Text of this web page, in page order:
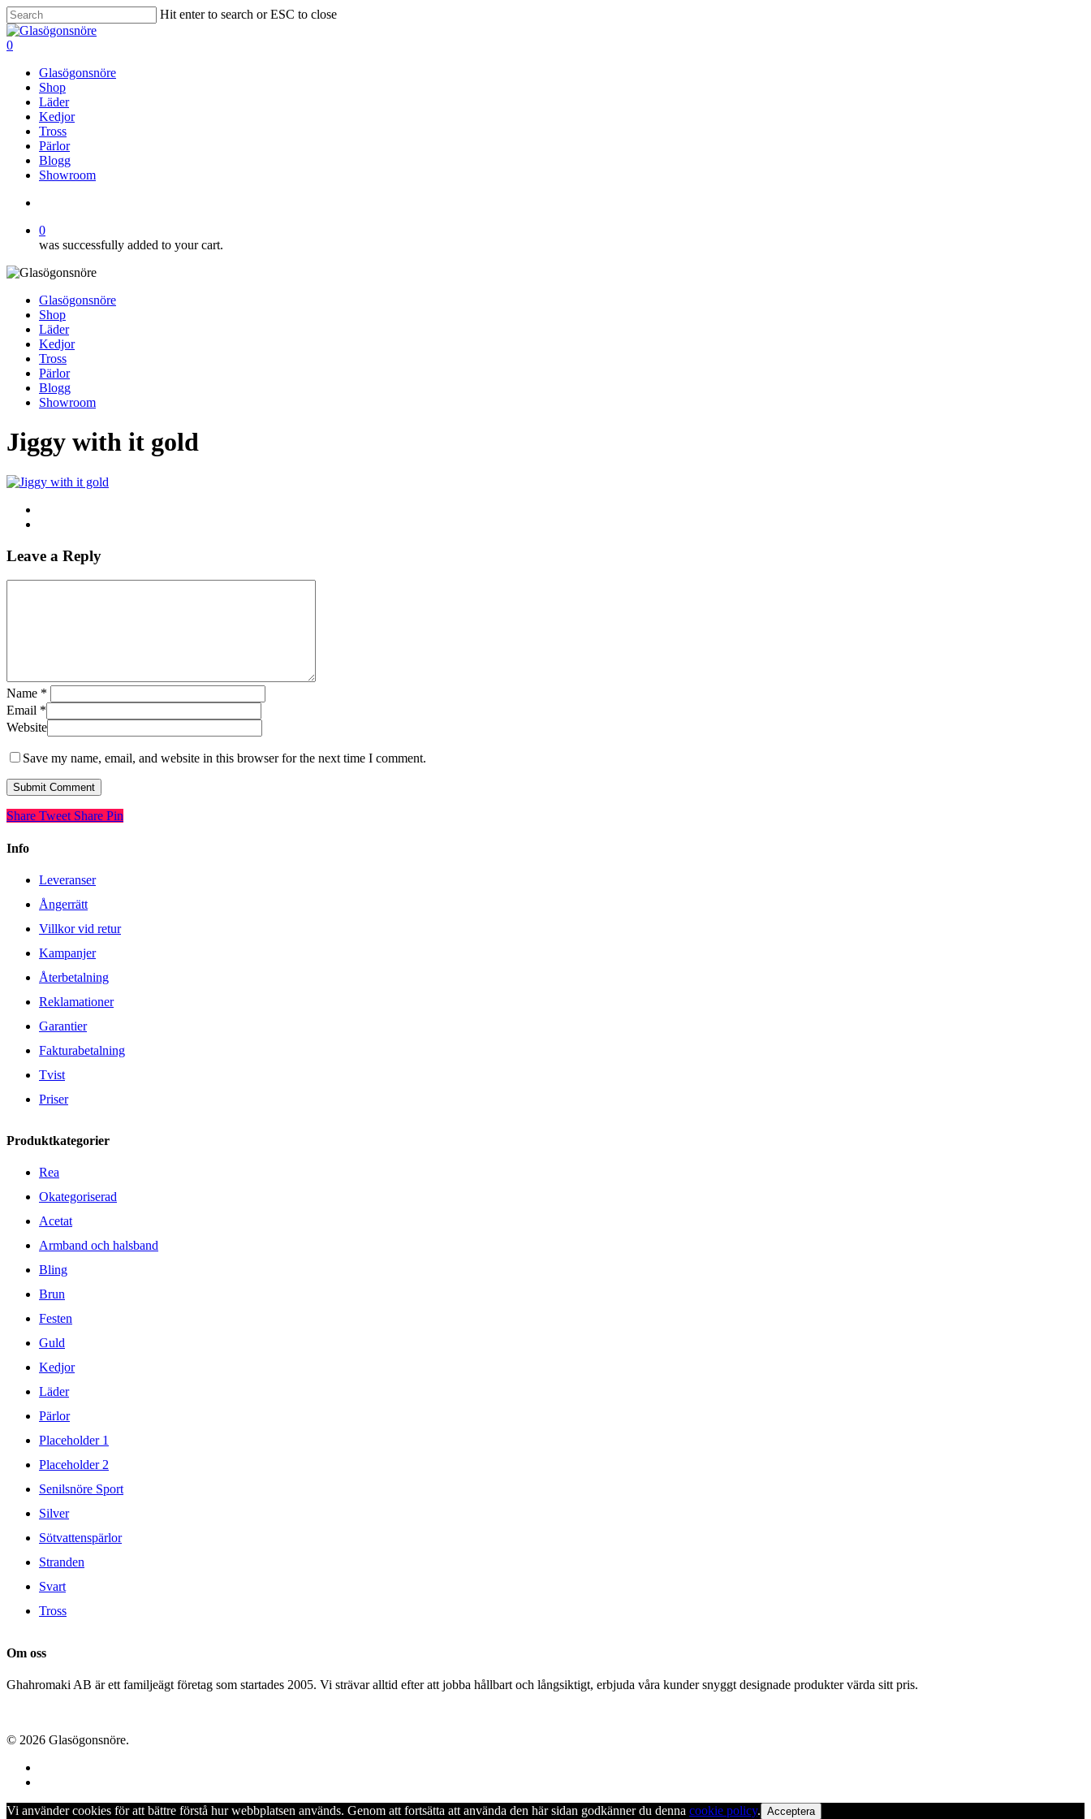
Skip
to
main
Hit enter to search or ESC to close
Close
Search
search
0
Glasögonsnöre
Shop
Läder
Kedjor
Tross
Pärlor
Blogg
Showroom
0
was successfully added to your cart.
Glasögonsnöre
Shop
Läder
Kedjor
Tross
Pärlor
Blogg
Showroom
Jiggy with it gold
Leave a Reply
Name *
Email *
Website
Save my name, email, and website in this browser for the next time I comment.
Share Tweet Share Pin
Info
Leveranser
Ångerrätt
Villkor vid retur
Kampanjer
Återbetalning
Reklamationer
Garantier
Fakturabetalning
Tvist
Priser
Produktkategorier
Rea
Okategoriserad
Acetat
Armband och halsband
Bling
Brun
Festen
Guld
Kedjor
Läder
Pärlor
Placeholder 1
Placeholder 2
Senilsnöre Sport
Silver
Sötvattenspärlor
Stranden
Svart
Tross
Om oss
Ghahromaki AB är ett familjeägt företag som startades 2005. Vi strävar alltid efter att jobba hållbart och långsiktigt, erbjuda våra kunder snyggt designade produkter värda sitt pris.
© 2026 Glasögonsnöre.
Vi använder cookies för att bättre förstå hur webbplatsen används. Genom att fortsätta att använda den här sidan godkänner du denna cookie policy. Acceptera